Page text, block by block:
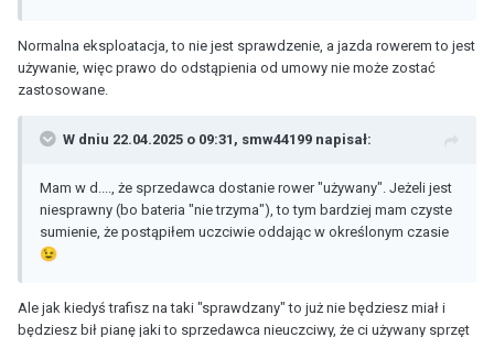
Normalna eksploatacja, to nie jest sprawdzenie, a jazda rowerem to jest
używanie, więc prawo do odstąpienia od umowy nie może zostać
zastosowane.
W dniu 22.04.2025 o 09:31, smw44199 napisał:
Mam w d...., że sprzedawca dostanie rower "używany". Jeżeli jest
niesprawny (bo bateria "nie trzyma"), to tym bardziej mam czyste
sumienie, że postąpiłem uczciwie oddając w określonym czasie
😉
Ale jak kiedyś trafisz na taki "sprawdzany" to już nie będziesz miał i
będziesz bił pianę jaki to sprzedawca nieuczciwy, że ci używany sprzęt